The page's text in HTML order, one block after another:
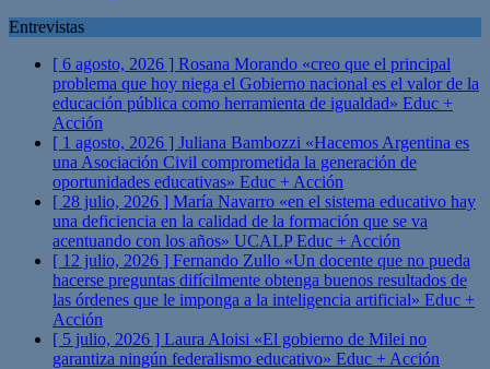
Entrevistas
[ 6 agosto, 2026 ] Rosana Morando «creo que el principal
problema que hoy niega el Gobierno nacional es el valor de la
educación pública como herramienta de igualdad» Educ +
Acción
[ 1 agosto, 2026 ] Juliana Bambozzi «Hacemos Argentina es
una Asociación Civil comprometida la generación de
oportunidades educativas» Educ + Acción
[ 28 julio, 2026 ] María Navarro «en el sistema educativo hay
una deficiencia en la calidad de la formación que se va
acentuando con los años» UCALPEduc + Acción
[ 12 julio, 2026 ] Fernando Zullo «Un docente que no pueda
hacerse preguntas difícilmente obtenga buenos resultados de
las órdenes que le imponga a la inteligencia artificial» Educ +
Acción
[ 5 julio, 2026 ] Laura Aloisi «El gobierno de Milei no
garantiza ningún federalismo educativo» Educ + Acción